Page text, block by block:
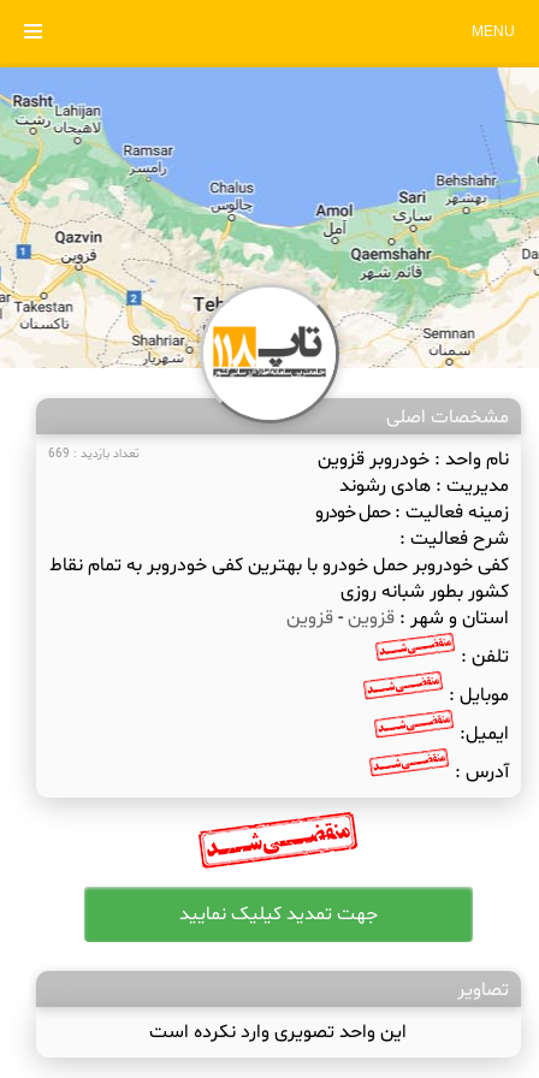
MENU
مشخصات اصلی
تعداد بازدید : 669 نام واحد :خودروبر قزوین
مدیریت :هادی رشوند
زمینه فعالیت :حمل خودرو
شرح فعالیت :
کفی خودروبر حمل خودرو با بهترین کفی خودروبر به تمام نقاط
کشور بطور شبانه روزی
استان و شهر :قزوین-قزوین
تلفن :
موبایل :
ایمیل:
آدرس :
تصاویر
این واحد تصویری وارد نکرده است